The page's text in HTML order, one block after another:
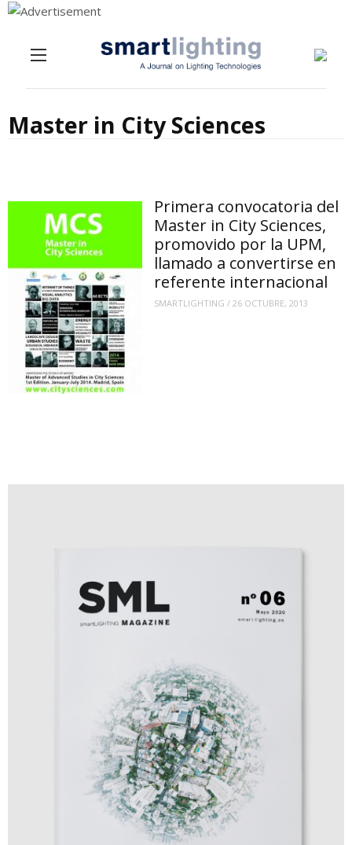
Master in City Sciences
Primera convocatoria del
Master in City Sciences,
promovido por la UPM,
llamado a convertirse en
referente internacional
SMARTLIGHTING /26 OCTUBRE, 2013